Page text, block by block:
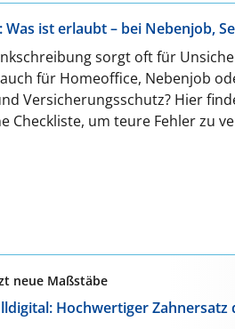
ist erlaubt – bei Nebenjob,
sorgt oft für
für Homeoffice, Nebenjob
Versicherungsschutz? Hier
Checkliste, um teure Fehler zu
neue Maßstäbe
Hochwertiger Zahnersatz